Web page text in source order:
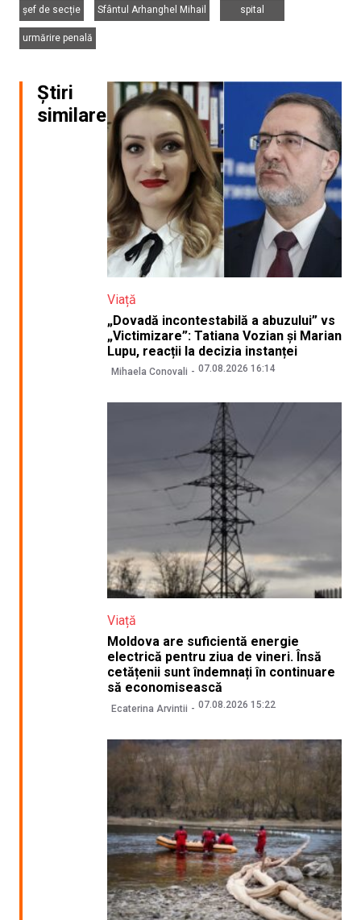
șef de secție
Sfântul Arhanghel Mihail
spital
urmărire penală
Știri
similare
Viață
„Dovadă incontestabilă a abuzului” vs
„Victimizare”: Tatiana Vozian și Marian
Lupu, reacții la decizia instanței
Mihaela Conovali 07.08.2026 16:14
Viață
Moldova are suficientă energie
electrică pentru ziua de vineri. Însă
cetățenii sunt îndemnați în continuare
să economisească
Ecaterina Arvintii 07.08.2026 15:22